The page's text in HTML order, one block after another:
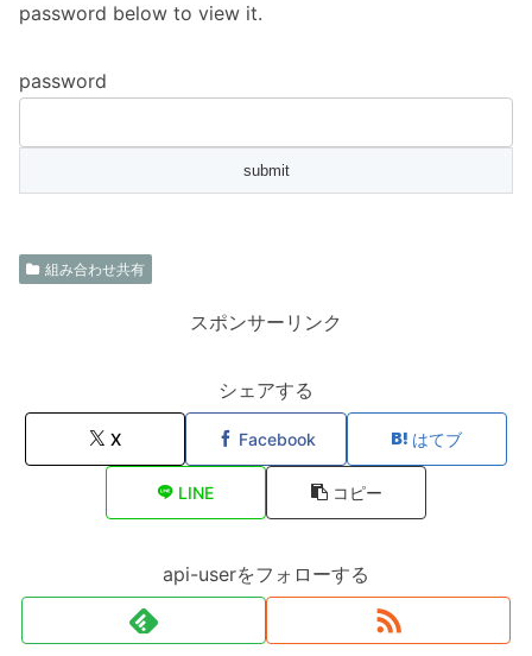
password below to view it.
password
組み合わせ共有
スポンサーリンク
シェアする
X Facebook はてブ
LINE コピー
api-userをフォローする